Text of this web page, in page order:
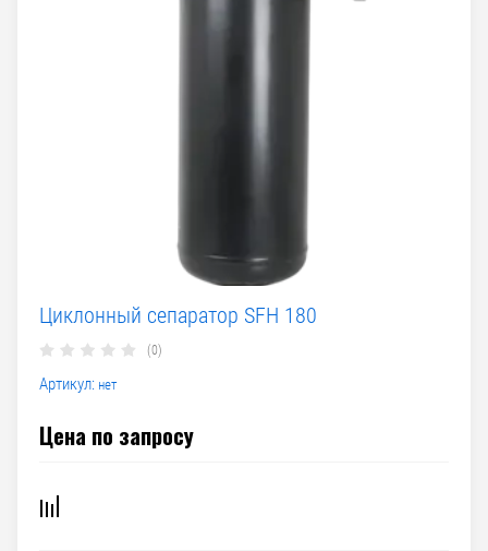
Циклонный сепаратор SFH 180
(0)
Артикул: нет
Цена по запросу